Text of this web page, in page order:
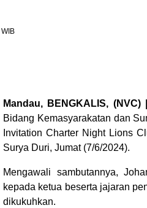
Mandau, BENGKALIS, (NVC) |
Bidang Kemasyarakatan dan
Invitation Charter Night Lions
Surya Duri, Jumat (7/6/2024).
Mengawali sambutannya,
kepada ketua beserta jajaran
dikukuhkan.